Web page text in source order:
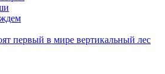
первый в мире вертикальный лес